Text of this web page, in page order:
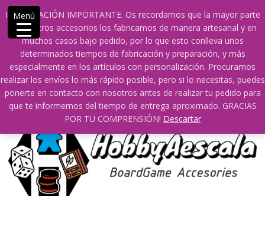
INFORMACIÓN IMPORTANTE. Os recordamos que la mayor parte
de nuestros accesorios los fabricamos de manera artesanal y en
muchos casos bajo pedido, por lo que esto conlleva unos
determinados tiempos de fabricación y preparación, y más
especialmente en los artículos con personalización. Procuramos
realizar los envíos lo más rápido posible, pero si lo necesitas, puedes
ponerte en contacto con nosotros antes de realizar tu pedido para
que te informemos del tiempo de entrega aproximado. GRACIAS
POR TU COMPRENSIÓN! Descartar
Saltar
contenido
609241475 SOLO DE 10:00 a 14:00
info@hobbyaescala.com
San Fernando de Henares
10:00 - 14:00
Mi cuenta
0 0
Menú